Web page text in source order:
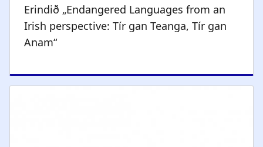
Erindið „Endangered Languages from an
Irish perspective: Tír gan Teanga, Tír gan
Anam“